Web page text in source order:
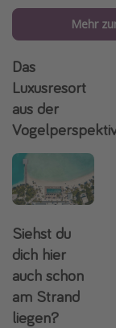
Mehr
Das
Luxusresort
aus der
Siehst du
dich hier
auch schon
am Strand
liegen?